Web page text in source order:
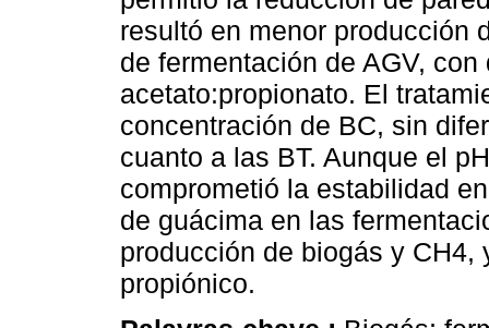
resultó en menor producción
de fermentación de AGV,
acetato:propionato. El
concentración de BC, sin
cuanto a las BT. Aunque el
comprometió la estabilidad
de guácima en las
producción de biogás y
propiónico.